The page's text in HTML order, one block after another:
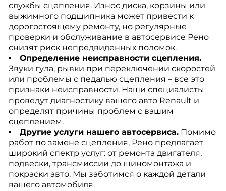
службы сцепления. Износ диска, корзины или
выжимного подшипника может привести к
дорогостоящему ремонту, но регулярные
проверки и обслуживание в автосервисе Рено
снизят риск непредвиденных поломок.
Определение неисправности сцепления.
Звуки гула, рывки при переключении скоростей
или проблемы с педалью сцепления – все это
признаки неисправности. Наши специалисты
проведут диагностику вашего авто Renault и
определят причины проблем с вашим
сцеплением.
Другие услуги нашего автосервиса.Помимо
работ по замене сцепления, Рено предлагает
широкий спектр услуг: от ремонта двигателя,
подвески, трансмиссии до шиномонтажа и
покраски авто. Мы заботимся о каждой детали
вашего автомобиля.